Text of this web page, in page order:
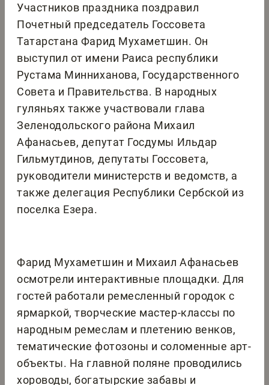
Участников праздника поздравил
Почетный председатель Госсовета
Татарстана Фарид Мухаметшин. Он
выступил от имени Раиса республики
Рустама Минниханова, Государственного
Совета и Правительства. В народных
гуляньях также участвовали глава
Зеленодольского района Михаил
Афанасьев, депутат Госдумы Ильдар
Гильмутдинов, депутаты Госсовета,
руководители министерств и ведомств, а
также делегация Республики Сербской из
поселка Езера.
Фарид Мухаметшин и Михаил Афанасьев
осмотрели интерактивные площадки. Для
гостей работали ремесленный городок с
ярмаркой, творческие мастер-классы по
народным ремеслам и плетению венков,
тематические фотозоны и соломенные арт-
объекты. На главной поляне проводились
хороводы, богатырские забавы и